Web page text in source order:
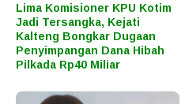
Lima Komisioner KPU Kotim
Jadi Tersangka, Kejati
Kalteng Bongkar Dugaan
Penyimpangan Dana Hibah
Pilkada Rp40 Miliar